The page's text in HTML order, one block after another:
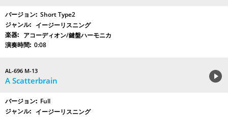
Short Type2
イージーリスニング
アコーディオン/鍵盤ハーモニカ
0:08
AL-696 M-13
A Scatterbrain
Full
イージーリスニング